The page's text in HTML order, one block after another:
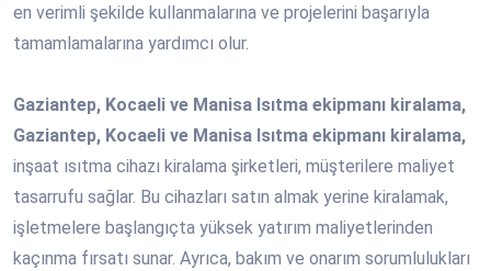
en verimli şekilde kullanmalarına ve projelerini başarıyla
tamamlamalarına yardımcı olur.
Gaziantep, Kocaeli ve Manisa Isıtma ekipmanı kiralama,
Gaziantep, Kocaeli ve Manisa Isıtma ekipmanı kiralama,
inşaat ısıtma cihazı kiralama şirketleri, müşterilere maliyet
tasarrufu sağlar. Bu cihazları satın almak yerine kiralamak,
işletmelere başlangıçta yüksek yatırım maliyetlerinden
kaçınma fırsatı sunar. Ayrıca, bakım ve onarım sorumlulukları